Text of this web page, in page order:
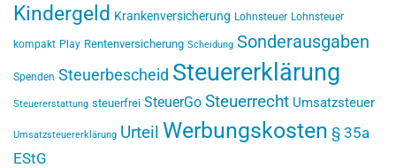
Kindergeld Krankenversicherung Lohnsteuer Lohnsteuer
kompakt Play Rentenversicherung Scheidung Sonderausgaben
Spenden Steuerbescheid Steuererklärung
Steuererstattung steuerfrei SteuerGo Steuerrecht Umsatzsteuer
Umsatzsteuererklärung Urteil Werbungskosten § 35a
EStG